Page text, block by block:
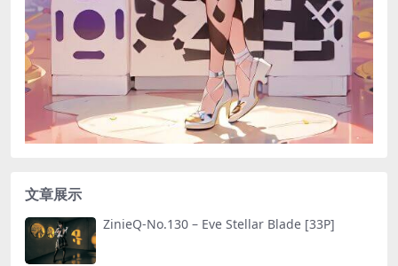
文章展示
ZinieQ-No.130 – Eve Stellar Blade [33P]